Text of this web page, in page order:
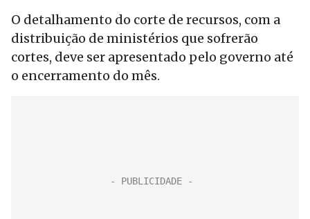
O detalhamento do corte de recursos, com a
distribuição de ministérios que sofrerão
cortes, deve ser apresentado pelo governo até
o encerramento do mês.